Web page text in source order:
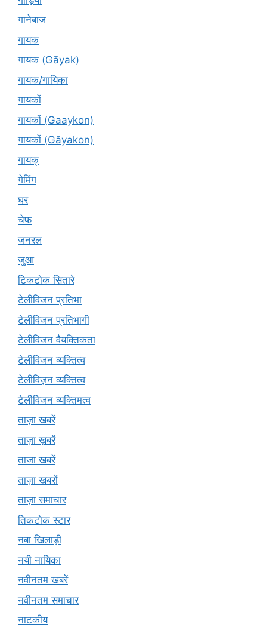
गानेबाज
गायक
गायक (Gāyak)
गायक/गायिका
गायकों
गायकों (Gaaykon)
गायकों (Gāyakon)
गायक्
गेमिंग
घर
चेफ
जनरल
जुआ
टिकटोक सितारे
टेलीविजन प्रतिभा
टेलीविजन प्रतिभागी
टेलीविजन वैयक्तिकता
टेलीविजन व्यक्तित्व
टेलीविज़न व्यक्तित्व
टेलीविजन व्यक्तिमत्व
ताज़ा खबरें
ताज़ा ख़बरें
ताजा खबरें
ताज़ा खबरों
ताज़ा समाचार
तिकटोक स्टार
नबा खिलाड़ी
नयी नायिका
नवीनतम खबरें
नवीनतम समाचार
नाटकीय